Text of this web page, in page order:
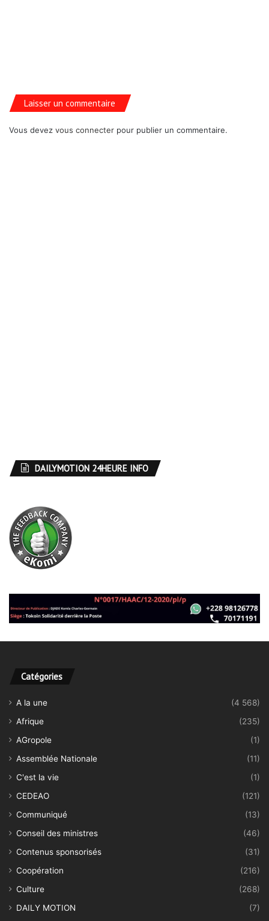
Laisser un commentaire
Vous devez vous connecter pour publier un commentaire.
DAILYMOTION 24HEURE INFO
Catégories
A la une
(4 568)
Afrique
(235)
AGropole
(1)
Assemblée Nationale
(11)
C'est la vie
(1)
CEDEAO
(121)
Communiqué
(13)
Conseil des ministres
(46)
Contenus sponsorisés
(31)
Coopération
(216)
Culture
(268)
DAILY MOTION
(7)